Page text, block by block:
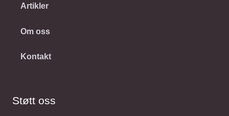
Artikler
Om oss
Kontakt
Støtt oss